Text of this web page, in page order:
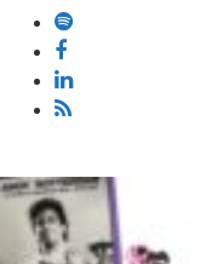
Search
for: